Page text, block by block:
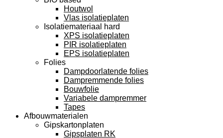
Houtwol
Vlas isolatieplaten
Isolatiemateriaal hard
XPS isolatieplaten
PIR isolatieplaten
EPS isolatieplaten
Folies
Dampdoorlatende folies
Dampremmende folies
Bouwfolie
Variabele dampremmer
Tapes
Afbouwmaterialen
Gipskartonplaten
Gipsplaten RK